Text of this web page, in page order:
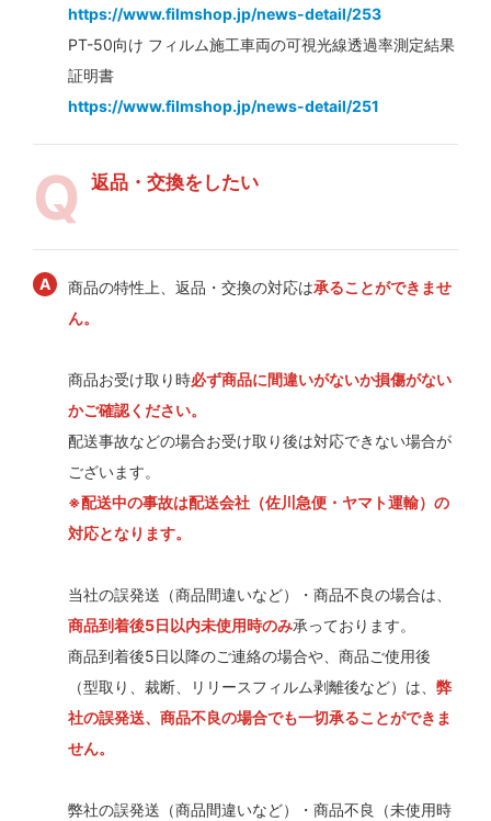
https://www.filmshop.jp/news-detail/253
PT-50向け フィルム施工車両の可視光線透過率測定結果
証明書
https://www.filmshop.jp/news-detail/251
返品・交換をしたい
商品の特性上、返品・交換の対応は承ることができませ
ん。
商品お受け取り時必ず商品に間違いがないか損傷がない
かご確認ください。
配送事故などの場合お受け取り後は対応できない場合が
ございます。
※配送中の事故は配送会社（佐川急便・ヤマト運輸）の
対応となります。
当社の誤発送（商品間違いなど）・商品不良の場合は、
商品到着後5日以内未使用時のみ承っております。
商品到着後5日以降のご連絡の場合や、商品ご使用後
（型取り、裁断、リリースフィルム剥離後など）は、 弊
社の誤発送、商品不良の場合でも一切承ることができま
せん。
弊社の誤発送（商品間違いなど）・商品不良（未使用時